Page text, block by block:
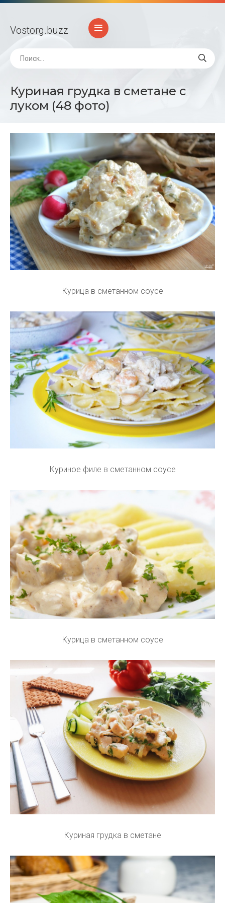
Vostorg.buzz
Куриная грудка в сметане с
луком (48 фото)
Курица в сметанном соусе
Куриное филе в сметанном соусе
Курица в сметанном соусе
Куриная грудка в сметане